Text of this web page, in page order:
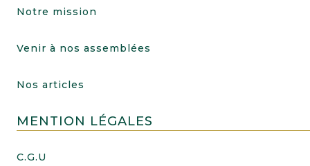
Notre mission
Venir à nos assemblées
Nos articles
MENTION LÉGALES
C.G.U